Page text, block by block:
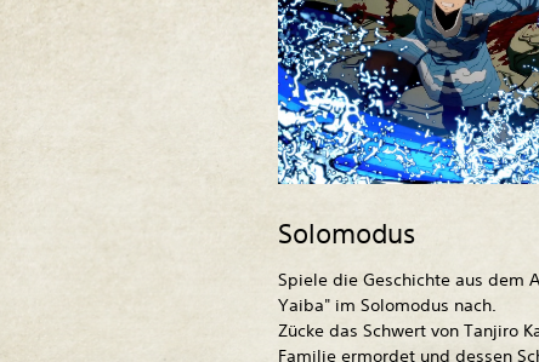
Solomodus
Spiele die Geschichte aus dem
Yaiba" im Solomodus nach.
Zücke das Schwert von Tanjiro
Familie ermordet und dessen